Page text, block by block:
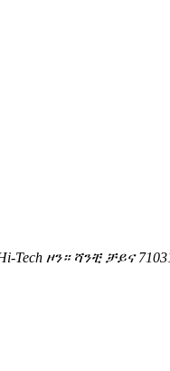
ዞን። ሻንቺ ቻይና